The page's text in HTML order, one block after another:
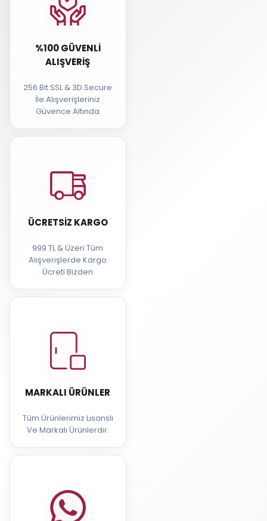
%100 GÜVENLI
ALIŞVERIŞ
256 Bit SSL & 3D Secure
İle Alışverişleriniz
Güvence Altında
ÜCRETSIZ KARGO
999 TL & Üzeri Tüm
Alışverişlerde Kargo
Ücreti Bizden
MARKALI ÜRÜNLER
Tüm Ürünlerimiz Lisanslı
Ve Markalı Ürünlerdir.